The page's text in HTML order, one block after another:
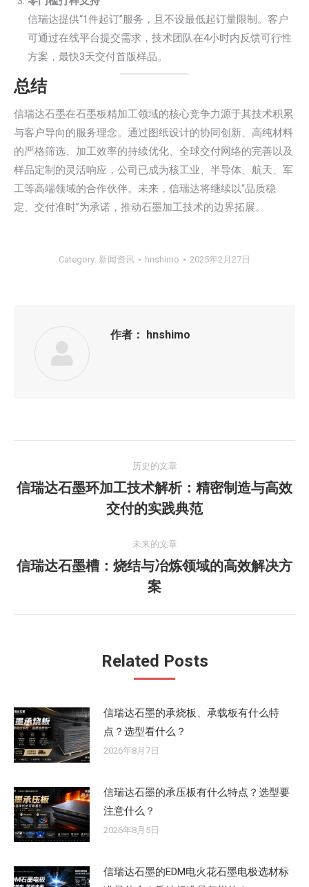
信瑞达提供“1件起订”服务，且不设最低起订量限制。客户
可通过在线平台提交需求，技术团队在4小时内反馈可行性
方案，最快3天交付首版样品。
总结
信瑞达石墨在石墨板精加工领域的核心竞争力源于其技术积累
与客户导向的服务理念。通过图纸设计的协同创新、高纯材料
的严格筛选、加工效率的持续优化、全球交付网络的完善以及
样品定制的灵活响应，公司已成为核工业、半导体、航天、军
工等高端领域的合作伙伴。未来，信瑞达将继续以“品质稳
定、交付准时”为承诺，推动石墨加工技术的边界拓展。
Category: 新闻资讯 hnshimo 2025年2月27日
作者： hnshimo
章
历史的文章
历
史
文
章：
信瑞达石墨环加工技术解析：精密制造与高效
交付的实践典范
未来的文章
未
来
的
信瑞达石墨槽：烧结与冶炼领域的高效解决方
案
Related Posts
信瑞达石墨的承烧板、承载板有什么特
点？选型看什么？
2026年8月7日
信瑞达石墨的承压板有什么特点？选型要
注意什么？
2026年8月5日
信瑞达石墨的EDM电火花石墨电极选材标